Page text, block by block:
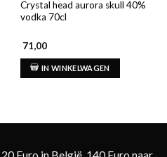
Crystal head aurora skull 40%
vodka 70cl
71,00
IN WINKELWAGEN